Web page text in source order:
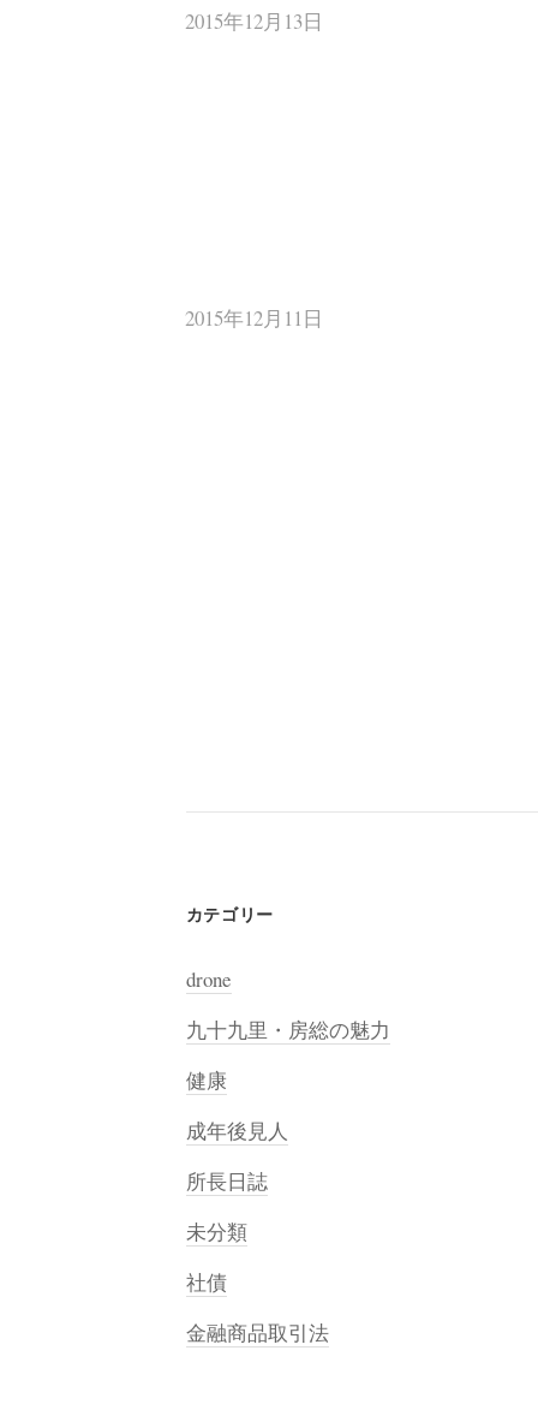
2015年12月13日
2015年12月11日
カテゴリー
drone
九十九里・房総の魅力
健康
成年後見人
所長日誌
未分類
社債
金融商品取引法